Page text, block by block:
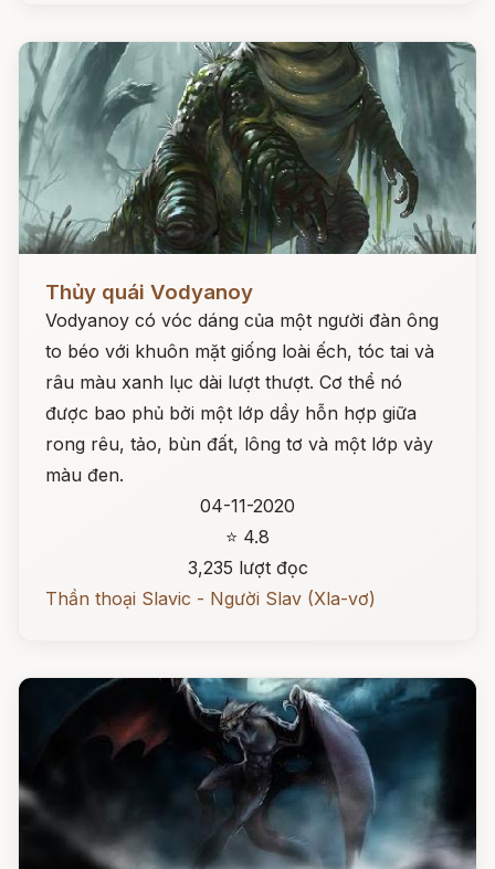
Thủy quái Vodyanoy
Vodyanoy có vóc dáng của một người đàn ông
to béo với khuôn mặt giống loài ếch, tóc tai và
râu màu xanh lục dài lượt thượt. Cơ thể nó
được bao phủ bởi một lớp dầy hỗn hợp giữa
rong rêu, tảo, bùn đất, lông tơ và một lớp vảy
màu đen.
04-11-2020
⭐ 4.8
3,235 lượt đọc
Thần thoại Slavic - Người Slav (Xla-vơ)